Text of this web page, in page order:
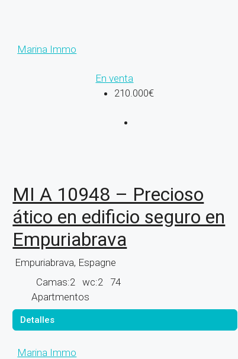
Marina Immo
En venta
210.000€
MI A 10948 – Precioso
ático en edificio seguro en
Empuriabrava
Empuriabrava, Espagne
Camas:2 wc:2
74
Apartmentos
Detalles
Marina Immo